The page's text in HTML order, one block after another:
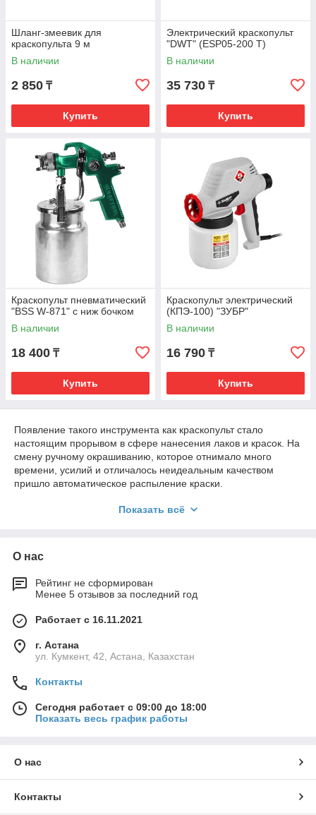
Шланг-змеевик для
краскопульта 9 м
В наличии
2 850 ₸
Купить
Электрический краскопульт
"DWT" (ESP05-200 T)
В наличии
35 730 ₸
Купить
Краскопульт пневматический
"BSS W-871" с ниж бочком
В наличии
18 400 ₸
Купить
Краскопульт электрический
(КПЭ-100) "ЗУБР"
В наличии
16 790 ₸
Купить
Появление такого инструмента как краскопульт стало
настоящим прорывом в сфере нанесения лаков и красок. На
смену ручному окрашиванию, которое отнимало много
времени, усилий и отличалось неидеальным качеством
пришло автоматическое распыление краски.
краской большие площади за счет использования сжатого
краскопульты для эмульсий и красок купить по
демократичной цене можно на сайте «Mastermag».
Принцип работы и виды
краскораспылителей
Чтобы равномерно и максимально оперативно нанести
красящий материал на разные типы поверхностей
давления данный
оттуда, под воздействием насоса или воздуха, равномерно
распыляется на обрабатываемую поверхность. Таким
На нашем сайте можно заказать такие виды краскопультов:
Показать всё
О нас
Рейтинг не сформирован
Менее 5 отзывов за последний год
Работает с 16.11.2021
г. Астана
ул. Кумкент, 42, Астана, Казахстан
Контакты
Сегодня работает с 09:00 до 18:00
Показать весь график работы
О нас
Контакты